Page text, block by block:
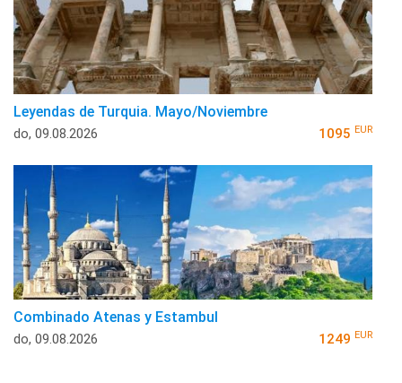
Leyendas de Turquia. Mayo/Noviembre
do, 09.08.2026 1095 EUR
Combinado Atenas y Estambul
do, 09.08.2026 1249 EUR